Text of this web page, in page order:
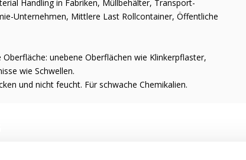
Handling in Fabriken, Müllbehälter, Transport-
Unternehmen, Mittlere Last Rollcontainer, Öffentliche
Oberfläche: unebene Oberflächen wie Klinkerpflaster,
wie Schwellen.
und nicht feucht. Für schwache Chemikalien.